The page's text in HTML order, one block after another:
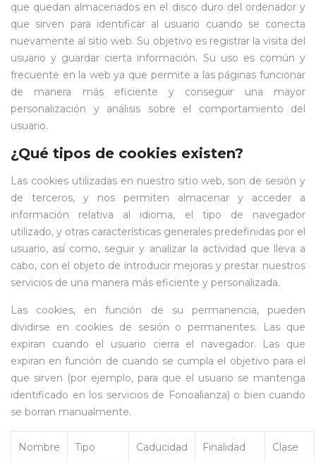
que quedan almacenados en el disco duro del ordenador y
que sirven para identificar al usuario cuando se conecta
nuevamente al sitio web. Su objetivo es registrar la visita del
usuario y guardar cierta información. Su uso es común y
frecuente en la web ya que permite a las páginas funcionar
de manera más eficiente y conseguir una mayor
personalización y análisis sobre el comportamiento del
usuario.
¿Qué tipos de cookies existen?
Las cookies utilizadas en nuestro sitio web, son de sesión y
de terceros, y nos permiten almacenar y acceder a
información relativa al idioma, el tipo de navegador
utilizado, y otras características generales predefinidas por el
usuario, así como, seguir y analizar la actividad que lleva a
cabo, con el objeto de introducir mejoras y prestar nuestros
servicios de una manera más eficiente y personalizada.
Las cookies, en función de su permanencia, pueden
dividirse en cookies de sesión o permanentes. Las que
expiran cuando el usuario cierra el navegador. Las que
expiran en función de cuando se cumpla el objetivo para el
que sirven (por ejemplo, para que el usuario se mantenga
identificado en los servicios de Fonoalianza) o bien cuando
se borran manualmente.
Nombre Tipo Caducidad Finalidad Clase